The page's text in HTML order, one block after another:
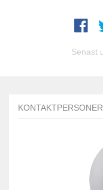
Senast
KONTAKTPERSONER